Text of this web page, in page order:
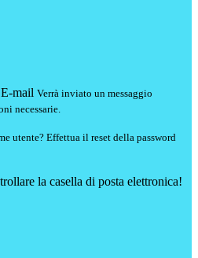
E-mail Verrà inviato un messaggio
necessarie.
utente? Effettua il reset della password
la casella di posta elettronica!